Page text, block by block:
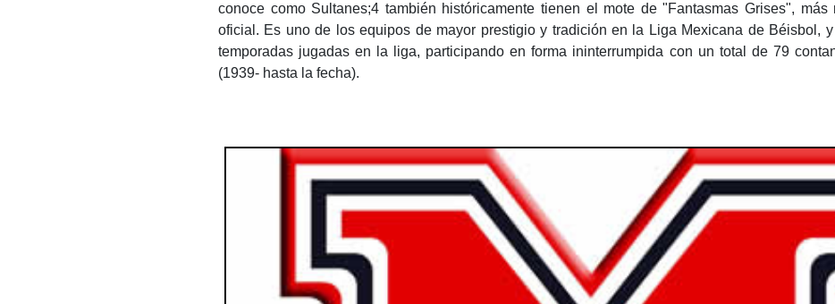
conoce como Sultanes;4​ también históricamente tienen el mote de "Fantasmas Grises",
oficial. Es uno de los equipos de mayor prestigio y tradición en la Liga Mexicana de Béisbol,
temporadas jugadas en la liga, participando en forma ininterrumpida con un total de 79
(1939- hasta la fecha).